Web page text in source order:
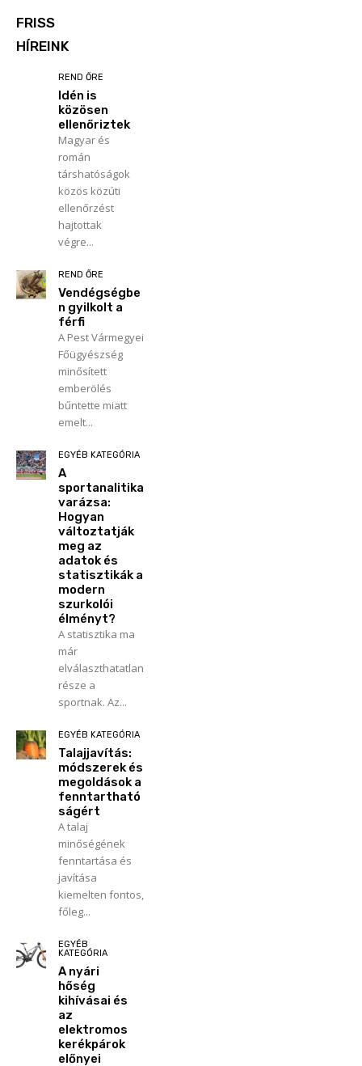
FRISS
HÍREINK
REND ŐRE
Idén is
közösen
ellenőriztek
Magyar és
román
társhatóságok
közös közúti
ellenőrzést
hajtottak
végre...
REND ŐRE
Vendégségbe
n gyilkolt a
férfi
A Pest Vármegyei
Főügyészség
minősített
emberölés
bűntette miatt
emelt...
EGYÉB KATEGÓRIA
A
sportanalitika
varázsa:
Hogyan
változtatják
meg az
adatok és
statisztikák a
modern
szurkolói
élményt?
A statisztika ma
már
elválaszthatatlan
része a
sportnak. Az...
EGYÉB KATEGÓRIA
Talajjavítás:
módszerek és
megoldások a
fenntartható
ságért
A talaj
minőségének
fenntartása és
javítása
kiemelten fontos,
főleg...
EGYÉB
KATEGÓRIA
A nyári
hőség
kihívásai és
az
elektromos
kerékpárok
előnyei